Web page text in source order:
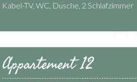
Kabel-TV, WC, Dusche, 2 Schlafzimmer
Appartement 12